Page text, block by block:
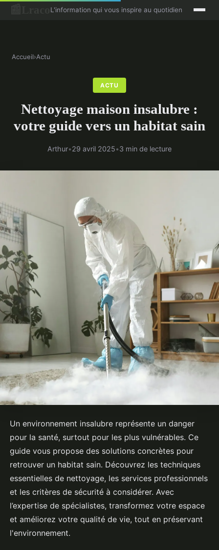
L'information qui vous inspire au quotidien
Accueil›Actu
ACTU
Nettoyage maison insalubre :
votre guide vers un habitat sain
Arthur•29 avril 2025•3 min de lecture
Un environnement insalubre représente un danger
pour la santé, surtout pour les plus vulnérables. Ce
guide vous propose des solutions concrètes pour
retrouver un habitat sain. Découvrez les techniques
essentielles de nettoyage, les services professionnels
et les critères de sécurité à considérer. Avec
l’expertise de spécialistes, transformez votre espace
et améliorez votre qualité de vie, tout en préservant
l'environnement.